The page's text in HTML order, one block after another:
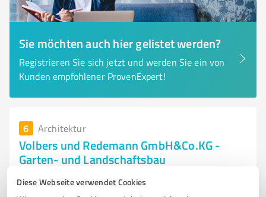
Diese Webseite verwendet Cookies
Sie möchten auch hier gelistet werden?
Registrieren Sie sich jetzt und werden Sie ein von
Kunden empfohlener ProvenExpert!
6 Architektur
Volbers und Redemann GmbH&Co.KG -
Garten- und Landschaftsbau
Volbers und Redemann GmbH&Co.KG – Kreativer